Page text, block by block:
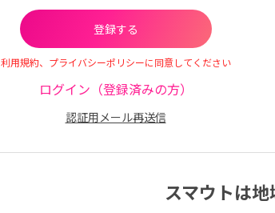
利用規約、プライバシーポリシーに同意してください
ログイン（登録済みの方）
認証用メール再送信
スマウトは